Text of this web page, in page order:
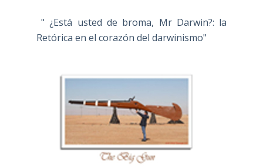
" ¿Está usted de broma, Mr Darwin?: la
Retórica en el corazón del darwinismo"